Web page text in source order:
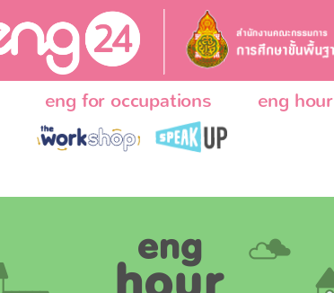
eng for occupations eng hour